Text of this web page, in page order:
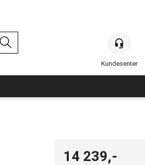
14 239,-